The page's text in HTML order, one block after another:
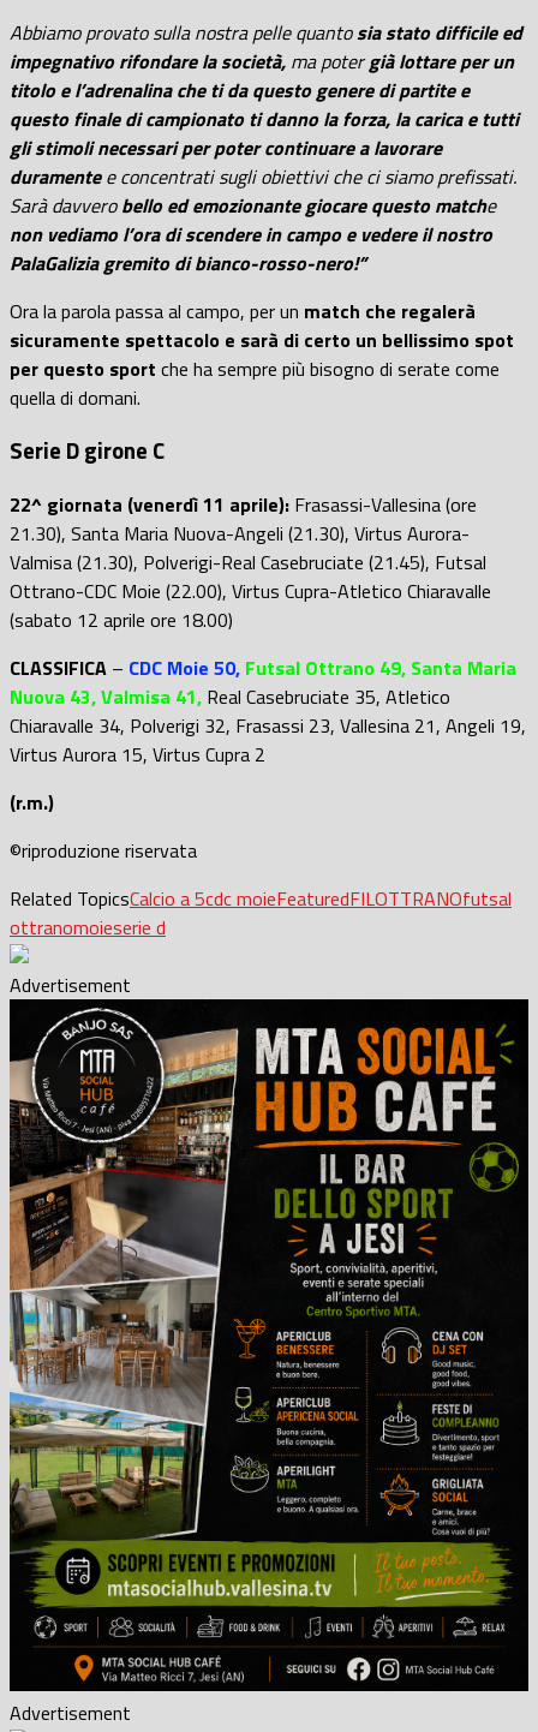
Abbiamo provato sulla nostra pelle quantosia stato difficile ed
impegnativo rifondare la società, ma potergià lottare per un
titolo e l’adrenalina che ti da questo genere di partite e
questo finale di campionato ti danno la forza, la carica e tutti
gli stimoli necessari per poter continuare a lavorare
duramentee concentrati sugli obiettivi che ci siamo prefissati.
Sarà davverobello ed emozionante giocare questo matche
non vediamo l’ora di scendere in campo e vedere il nostro
PalaGalizia gremito di bianco-rosso-nero!”
Ora la parola passa al campo, per un match che regalerà
sicuramente spettacolo e sarà di certo un bellissimo spot
per questo sport che ha sempre più bisogno di serate come
quella di domani.
Serie D girone C
22^ giornata (venerdì 11 aprile): Frasassi-Vallesina (ore
21.30), Santa Maria Nuova-Angeli (21.30), Virtus Aurora-
Valmisa (21.30), Polverigi-Real Casebruciate (21.45), Futsal
Ottrano-CDC Moie (22.00), Virtus Cupra-Atletico Chiaravalle
(sabato 12 aprile ore 18.00)
CLASSIFICA – CDC Moie 50, Futsal Ottrano 49, Santa Maria
Nuova 43, Valmisa 41, Real Casebruciate 35, Atletico
Chiaravalle 34, Polverigi 32, Frasassi 23, Vallesina 21, Angeli 19,
Virtus Aurora 15, Virtus Cupra 2
(r.m.)
©riproduzione riservata
Related TopicsCalcio a 5cdc moieFeaturedFILOTTRANOfutsal
ottranomoieserie d
Advertisement
Advertisement